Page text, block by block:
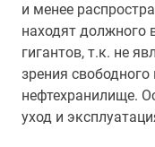
и менее
находят
гигантов, т.к. не
зрения
нефтехранилище.
уход и